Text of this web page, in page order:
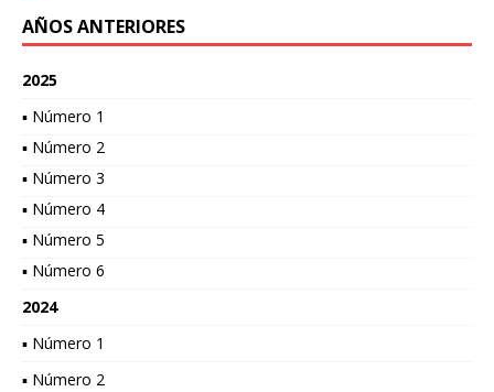
AÑOS ANTERIORES
2025
▪ Número 1
▪ Número 2
▪ Número 3
▪ Número 4
▪ Número 5
▪ Número 6
2024
▪ Número 1
▪ Número 2